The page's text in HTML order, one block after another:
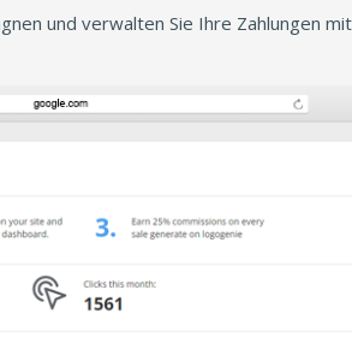
und verwalten Sie Ihre Zahlungen